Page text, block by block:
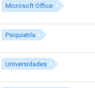
Microsoft Office
Psiquiatría
Universidades